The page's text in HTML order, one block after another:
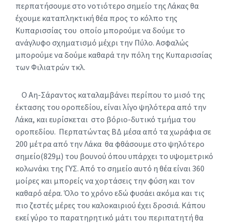
περπατήσουμε στο νοτιότερο σημείο της Λάκας θα
έχουμε καταπληκτική θέα προς το κόλπο της
Κυπαρισσίας του οποίο μπορούμε να δούμε το
ανάγλυφο σχηματισμό μέχρι την Πύλο. Ασφαλώς
μπορούμε να δούμε καθαρά την πόλη της Κυπαρισσίας
των Φιλιατρών τκλ.
Ο Αη-Σάραντος καταλαμβάνει περίπου το μισό της
έκτασης του οροπεδίου, είναι λίγο ψηλότερα από την
Λάκα, και ευρίσκεται στο βόριο-δυτικό τμήμα του
οροπεδίου. Περπατώντας ΒΔ μέσα από τα χωράφια σε
200 μέτρα από την Λάκα θα φθάσουμε στο ψηλότερο
σημείο(829μ) του βουνού όπου υπάρχει το υψομετρικό
κολωνάκι της ΓΥΣ. Από το σημείο αυτό η θέα είναι 360
μοίρες και μπορείς να χορτάσεις την φύση και τον
καθαρό αέρα. Όλο το χρόνο εδώ φυσάει ακόμα και τις
πιο ζεστές μέρες του καλοκαιριού έχει δροσιά. Κάπου
εκεί γύρο το παρατηρητικό μάτι του περιπατητή θα